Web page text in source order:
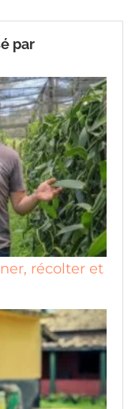
par
récolter et